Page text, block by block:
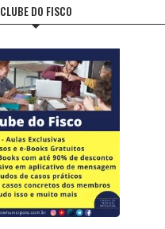
CLUBE DO FISCO